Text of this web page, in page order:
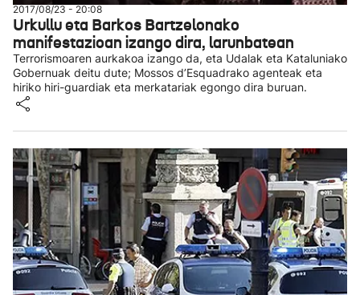
2017/08/23 - 20:08
Urkullu eta Barkos Bartzelonako
manifestazioan izango dira, larunbatean
Terrorismoaren aurkakoa izango da, eta Udalak eta Kataluniako
Gobernuak deitu dute; Mossos d’Esquadrako agenteak eta
hiriko hiri-guardiak eta merkatariak egongo dira buruan.